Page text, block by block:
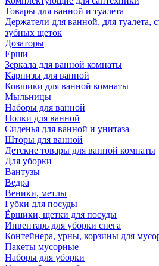
Товары для ванной и туалета
Держатели для ванной, для туалета,
зубных щеток
Дозаторы
Ерши
Зеркала для ванной комнаты
Карнизы для ванной
Ковшики для ванной комнаты
Мыльницы
Наборы для ванной
Полки для ванной
Сиденья для ванной и унитаза
Шторы для ванной
Детские товары для ванной комнаты
Для уборки
Вантузы
Ведра
Веники, метлы
Губки для посуды
Ёршики, щетки для посуды
Инвентарь для уборки снега
Контейнера, урны, корзины для
Пакеты мусорные
Наборы для уборки